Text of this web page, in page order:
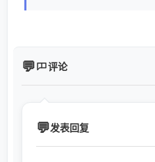
评论
发表回复